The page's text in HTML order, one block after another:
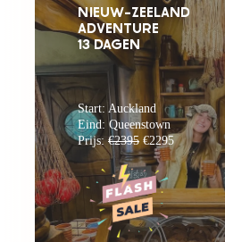
next
section
NIEUW-ZEELAND
ADVENTURE
13 DAGEN
Start: Auckland
Eind: Queenstown
Prijs:€2395 €2295